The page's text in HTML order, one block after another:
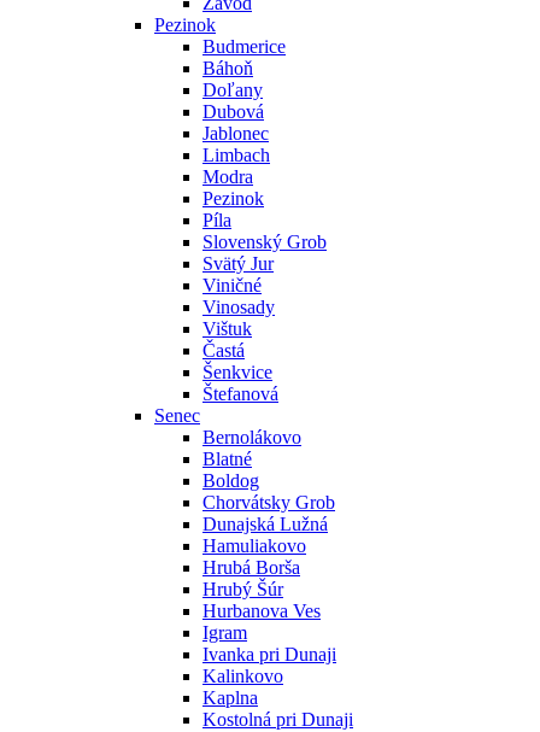
Pezinok
Budmerice
Báhoň
Doľany
Dubová
Jablonec
Limbach
Modra
Pezinok
Píla
Slovenský Grob
Svätý Jur
Viničné
Vinosady
Vištuk
Častá
Šenkvice
Štefanová
Senec
Bernolákovo
Blatné
Boldog
Chorvátsky Grob
Dunajská Lužná
Hamuliakovo
Hrubá Borša
Hrubý Šúr
Hurbanova Ves
Igram
Ivanka pri Dunaji
Kalinkovo
Kaplna
Kostolná pri Dunaji